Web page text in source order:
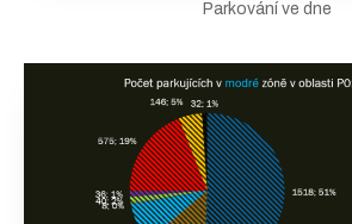
Parkování ve dne